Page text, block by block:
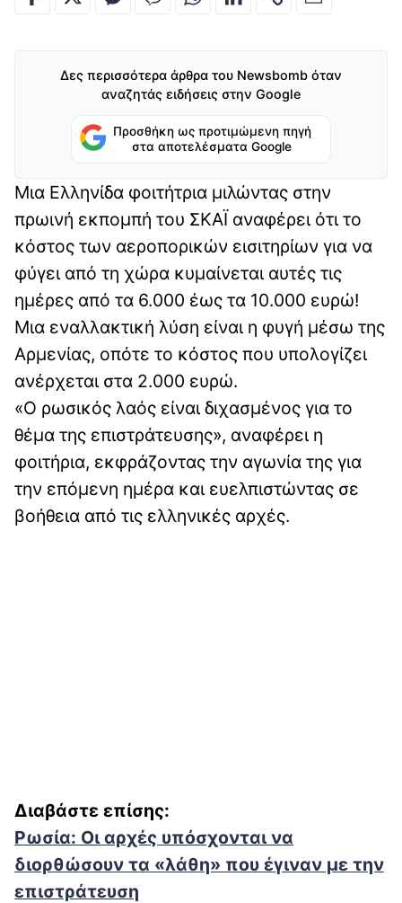
Δες περισσότερα άρθρα του Newsbomb όταν
αναζητάς ειδήσεις στην Google
Προσθήκη ως προτιμώμενη πηγή
στα αποτελέσματα Google
Μια Ελληνίδα φοιτήτρια μιλώντας στην
πρωινή εκπομπή του ΣΚΑΪ αναφέρει ότι το
κόστος των αεροπορικών εισιτηρίων για να
φύγει από τη χώρα κυμαίνεται αυτές τις
ημέρες από τα 6.000 έως τα 10.000 ευρώ!
Μια εναλλακτική λύση είναι η φυγή μέσω της
Αρμενίας, οπότε το κόστος που υπολογίζει
ανέρχεται στα 2.000 ευρώ.
«Ο ρωσικός λαός είναι διχασμένος για το
θέμα της επιστράτευσης», αναφέρει η
φοιτήρια, εκφράζοντας την αγωνία της για
την επόμενη ημέρα και ευελπιστώντας σε
βοήθεια από τις ελληνικές αρχές.
Διαβάστε επίσης:
Ρωσία: Οι αρχές υπόσχονται να
διορθώσουν τα «λάθη» που έγιναν με την
επιστράτευση